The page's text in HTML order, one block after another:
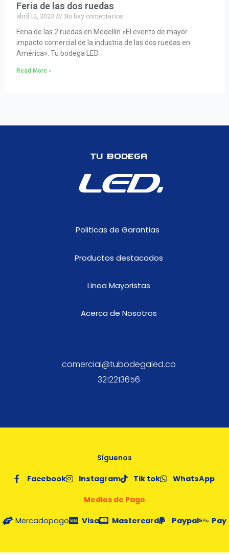
Feria de las dos ruedas
abril 12, 2023
No hay comentarios
Feria de las 2 ruedas en Medellín «El evento de mayor
impacto comercial de la industria de las dos ruedas en
América». Tu bodega LED
Read More »
Tu Bodega
LED.
Politicas de Garantias
Productos destacados
Linea Mayoristas
Acerca de Nosotros
comercial@tubodegaled.co
3212213656
Síguenos
Facebook Instagram Tik tok WhatsApp
Medios de Pago
Mercadopago Visa Mastercard Paypal Pay